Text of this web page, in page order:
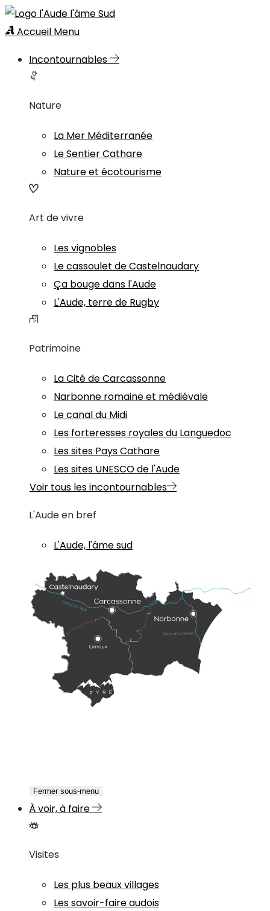
Accueil Menu
Incontournables
Nature
La Mer Méditerranée
Le Sentier Cathare
Nature et écotourisme
Art de vivre
Les vignobles
Le cassoulet de Castelnaudary
Ça bouge dans l'Aude
L'Aude, terre de Rugby
Patrimoine
La Cité de Carcassonne
Narbonne romaine et médiévale
Le canal du Midi
Les forteresses royales du Languedoc
Les sites Pays Cathare
Les sites UNESCO de l'Aude
Voir tous les incontournables
L'Aude en bref
L'Aude, l'âme sud
Fermer sous-menu
À voir, à faire
Visites
Les plus beaux villages
Les savoir-faire audois